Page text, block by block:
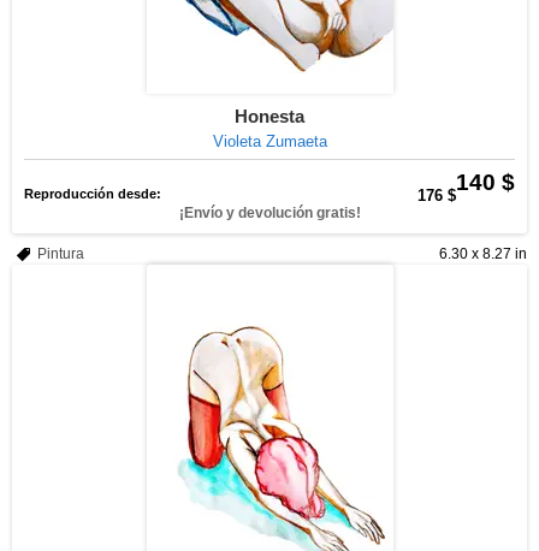
Honesta
Violeta Zumaeta
140 $
Reproducción desde: 176 $
¡Envío y devolución gratis!
6.30 x 8.27 in
Pintura